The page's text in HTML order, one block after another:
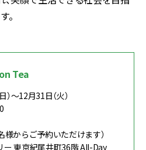
。
Tea
～12月31日（火）
様からご予約いただけます）
ー 東京紀尾井町36階 All-Day